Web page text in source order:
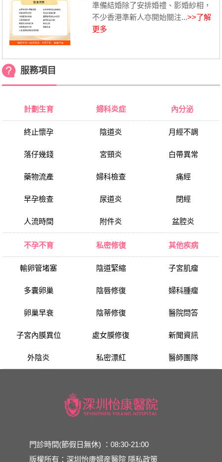
準備結婚除了安排婚禮、影婚紗相，
不少香港準新人亦開始關注...>>了解
更多
服務項目
計劃生育
終止懷孕
落仔幾錢
藥物流產
早孕檢查
人流時間
婦科炎症
陰道炎
宮頸炎
婦科檢查
尿道炎
附件炎
內分泌
月經不調
白帶異常
痛經
閉經
盆腔炎
不孕不育
輸卵管堵塞
多囊卵巢
卵巢早衰
子宮內膜異位
外陰炎
私密修復
陰道緊縮
陰唇修復
陰蒂修復
處女膜修復
私密漂紅
其他疾病
子宮肌瘤
婦科腫瘤
醫院問答
新聞資訊
醫師團隊
門診時間(節假日無休) ：08:30-21:00
版權所有：深圳怡康婦産醫院 隱私政策